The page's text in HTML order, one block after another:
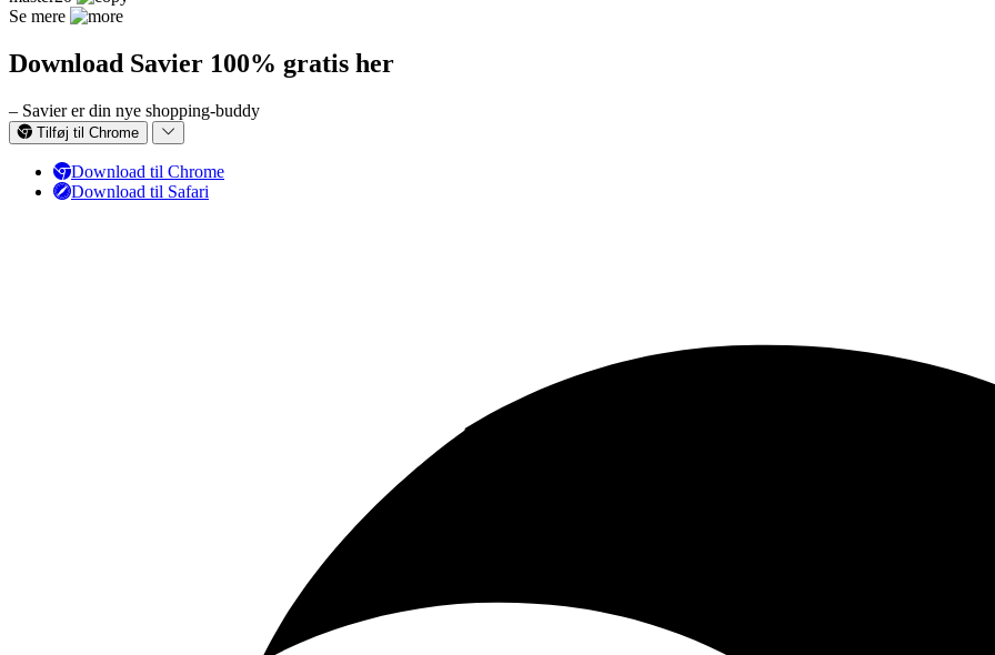
Se mere
Download Savier 100% gratis her
– Savier er din nye shopping-buddy
Tilføj til Chrome
Download til Chrome
Download til Safari